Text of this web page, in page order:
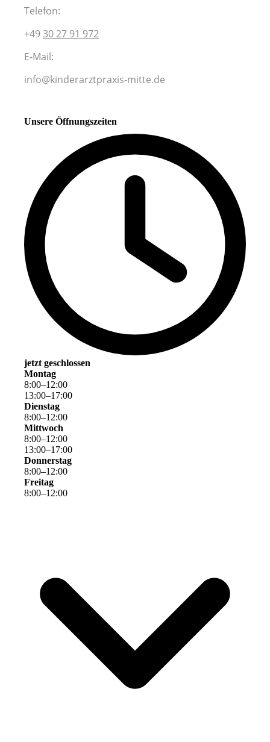
Telefon:
+4930 27 91 972
E-Mail:
info@kinderarztpraxis-mitte.de
Unsere Öffnungszeiten
jetzt geschlossen
Montag
8:00–12:00
13:00–17:00
Dienstag
8:00–12:00
Mittwoch
8:00–12:00
13:00–17:00
Donnerstag
8:00–12:00
Freitag
8:00–12:00